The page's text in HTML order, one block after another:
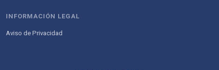
INFORMACIÓN LEGAL
Aviso de Privacidad